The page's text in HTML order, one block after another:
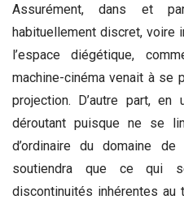
Assurément, dans et
habituellement discret, voire
l’espace diégétique,
machine-cinéma venait à se
projection. D’autre part,
déroutant puisque ne se
d’ordinaire du domaine de
soutiendra que ce qui
discontinuités inhérentes au